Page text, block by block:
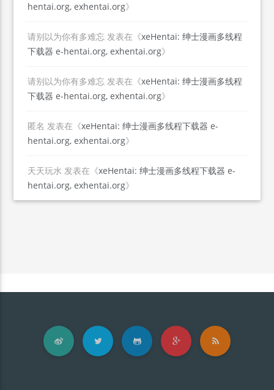
hentai.org, exhentai.org》
请别以为你有多难忘 发表在《xeHentai: 绅士漫画多线程
下载器 e-hentai.org, exhentai.org》
请别以为你有多难忘 发表在《xeHentai: 绅士漫画多线程
下载器 e-hentai.org, exhentai.org》
匿名 发表在《xeHentai: 绅士漫画多线程下载器 e-
hentai.org, exhentai.org》
天天玩水 发表在《xeHentai: 绅士漫画多线程下载器 e-
hentai.org, exhentai.org》